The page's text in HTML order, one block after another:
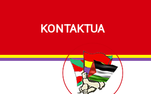
KONTAKTUA